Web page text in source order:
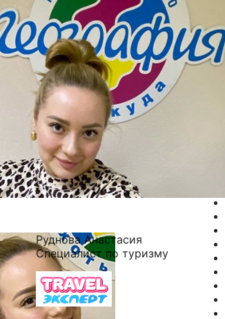
Руднова Анастасия
Специалист по туризму